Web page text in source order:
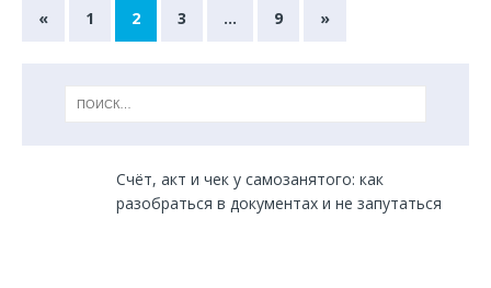
« 1 2 3 … 9 »
Счёт, акт и чек у самозанятого: как
разобраться в документах и не запутаться